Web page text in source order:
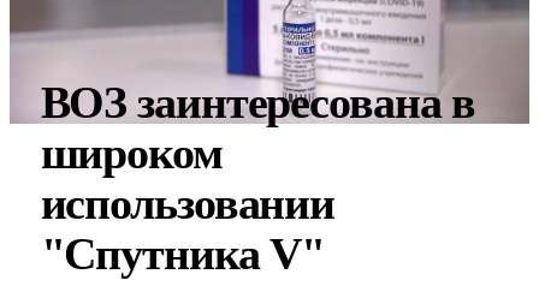
ВОЗ заинтересована в
широком
использовании
"Спутника V"